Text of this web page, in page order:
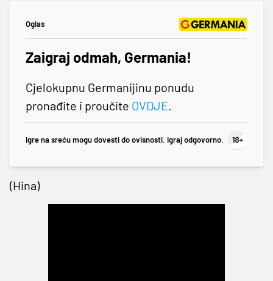
Oglas
Zaigraj odmah, Germania!
Cjelokupnu Germanijinu ponudu
pronađite i proučite OVDJE.
Igre na sreću mogu dovesti do ovisnosti. Igraj odgovorno.
(Hina)